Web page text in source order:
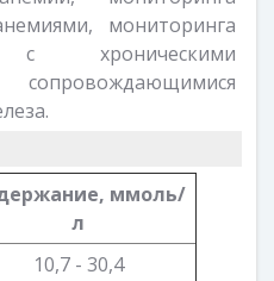
мониторинга
с хроническими
ммоль/
л
10,7 - 30,4